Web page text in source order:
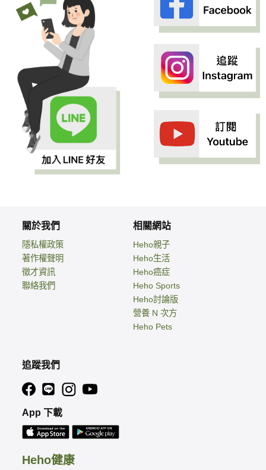
Heho健康
關於我們
隱私權政策
著作權聲明
徵才資訊
聯絡我們
相關網站
Heho親子
Heho生活
Heho癌症
Heho Sports
Heho討論版
營養 N 次方
Heho Pets
追蹤我們
App 下載